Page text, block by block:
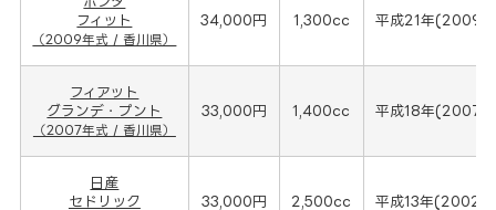
フィット
（2009年式 / 香川県）
34,000円 1,300cc 平成21年(2009
フィアット
グランデ・プント
（2007年式 / 香川県）
33,000円 1,400cc 平成18年(2007
日産
セドリック
33,000円 2,500cc 平成13年(2002